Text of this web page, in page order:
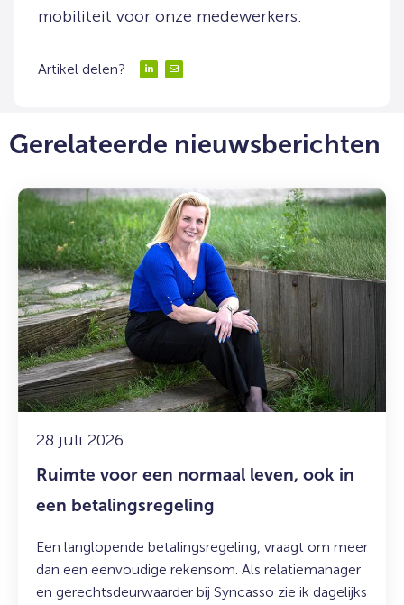
mobiliteit voor onze medewerkers.
Artikel delen?
DelenDelen
Gerelateerde nieuwsberichten
28 juli 2026
Ruimte voor een normaal leven, ook in
een betalingsregeling
Een langlopende betalingsregeling, vraagt om meer
dan een eenvoudige rekensom. Als relatiemanager
en gerechtsdeurwaarder bij Syncasso zie ik dagelijks
Lees
meer
over:
Ruimte
voor
een
normaal
leven,
ook
in
een
betalingsregeling